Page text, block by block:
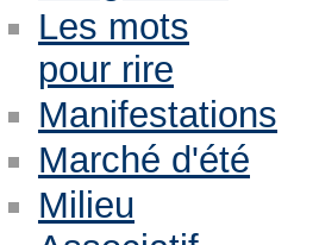
Les mots
pour rire
Manifestations
Marché d'été
Milieu